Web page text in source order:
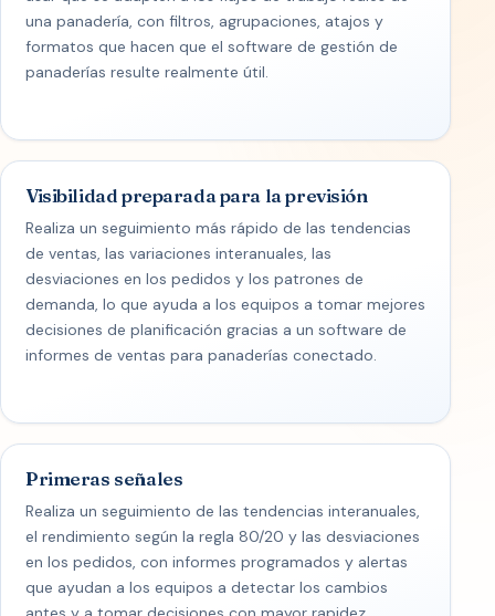
una panadería, con filtros, agrupaciones, atajos y
formatos que hacen que el software de gestión de
panaderías resulte realmente útil.
Visibilidad preparada para la previsión
Realiza un seguimiento más rápido de las tendencias
de ventas, las variaciones interanuales, las
desviaciones en los pedidos y los patrones de
demanda, lo que ayuda a los equipos a tomar mejores
decisiones de planificación gracias a un software de
informes de ventas para panaderías conectado.
Primeras señales
Realiza un seguimiento de las tendencias interanuales,
el rendimiento según la regla 80/20 y las desviaciones
en los pedidos, con informes programados y alertas
que ayudan a los equipos a detectar los cambios